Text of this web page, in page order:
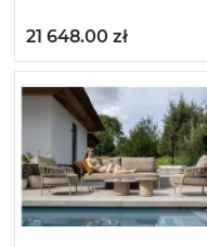
21 648.00 zł